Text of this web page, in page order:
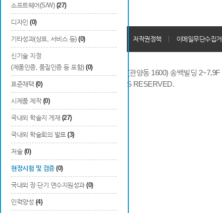
소프트웨어(S/W) (27)
디자인 (0)
기타성과(상표, 서비스 등) (0)
신기술 지정
(제품인증, 품질인증 등 포함) (0)
표준채택 (0)
시제품 제작 (0)
국내외 학술지 게재 (27)
국내외 학술회의 발표 (3)
저술 (0)
현장시험 및 검증 (0)
국내외 장·단기 연수지원성과 (0)
인력양성 (4)
개인정보처리방침 회원가입약관 저작권정책 이메일무단수집
14066 경기도 안양시 동안구 시민대로 286 (관양동 1600) 송백빌딩
COPYRIGHTS © 2014 KAIA, ALL RIGHTS RESERVED.